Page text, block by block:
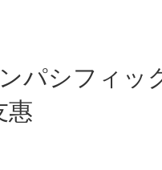
パシフィッ
惠